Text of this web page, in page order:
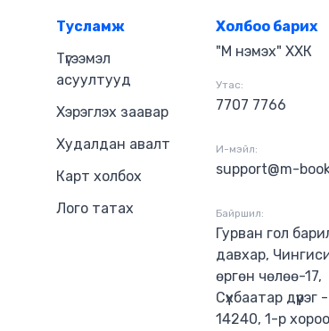
Тусламж
Түгээмэл
асуултууд
Хэрэглэх заавар
Худалдан авалт
Карт холбох
Лого татах
Холбоо барих
"М нэмэх" ХХК
Утас:
7707 7766
И-мэйл:
support@m-
Байршил:
Гурван гол
давхар,
өргөн чөлөө-17,
Сүхбаатар дүүрэг -
14240, 1-р